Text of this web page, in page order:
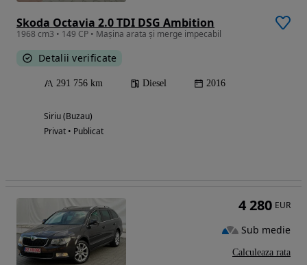
Skoda Octavia 2.0 TDI DSG Ambition
1968 cm3 • 149 CP • Mașina arata și merge impecabil
Detalii verificate
291 756 km Diesel 2016
Siriu (Buzau)
Privat • Publicat
4 280 EUR
Sub medie
Calculeaza rata